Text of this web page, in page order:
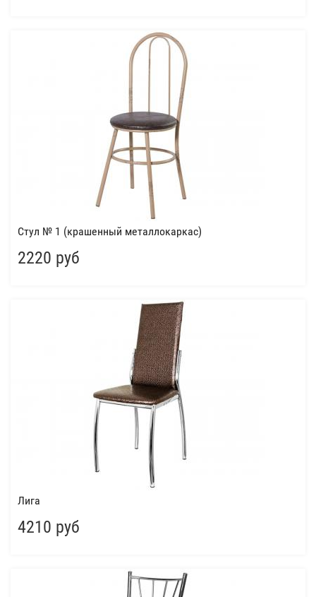
Стул № 1 (крашенный металлокаркас)
2220 руб
Лига
4210 руб